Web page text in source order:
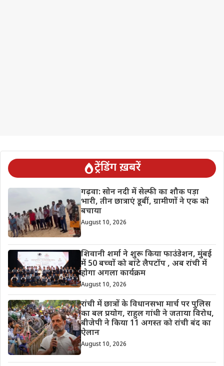
ट्रेंडिंग ख़बरें
गढ़वा: सोन नदी में सेल्फी का शौक पड़ा
भारी, तीन छात्राएं डूबीं, ग्रामीणों ने एक को
बचाया
August 10, 2026
शिवानी शर्मा ने शुरू किया फाउंडेशन, मुंबई
में 50 बच्चों को बांटे लैपटॉप , अब रांची में
होगा अगला कार्यक्रम
August 10, 2026
रांची में छात्रों के विधानसभा मार्च पर पुलिस
का बल प्रयोग, राहुल गांधी ने जताया विरोध,
बीजेपी ने किया 11 अगस्त को रांची बंद का
ऐलान
August 10, 2026